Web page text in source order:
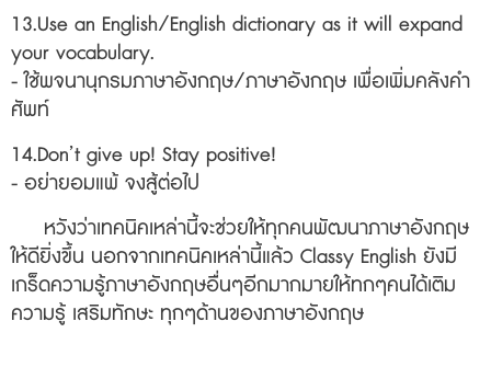
13.Use an English/English dictionary as it will expand
your vocabulary.
- ใช้พจนานุกรมภาษาอังกฤษ/ภาษาอังกฤษ เพื่อเพิ่มคลังคำ
ศัพท์
14.Don’t give up! Stay positive!
- อย่ายอมแพ้ จงสู้ต่อไป
หวังว่าเทคนิคเหล่านี้จะช่วยให้ทุกคนพัฒนาภาษาอังกฤษ
ให้ดียิ่งขึ้น นอกจากเทคนิคเหล่านี้แล้ว Classy English ยังมี
เกร็ดความรู้ภาษาอังกฤษอื่นๆอีกมากมายให้ทกๆคนได้เติม
ความรู้ เสริมทักษะ ทุกๆด้านของภาษาอังกฤษ